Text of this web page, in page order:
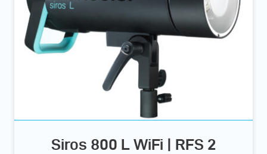
Siros 800 L WiFi | RFS 2